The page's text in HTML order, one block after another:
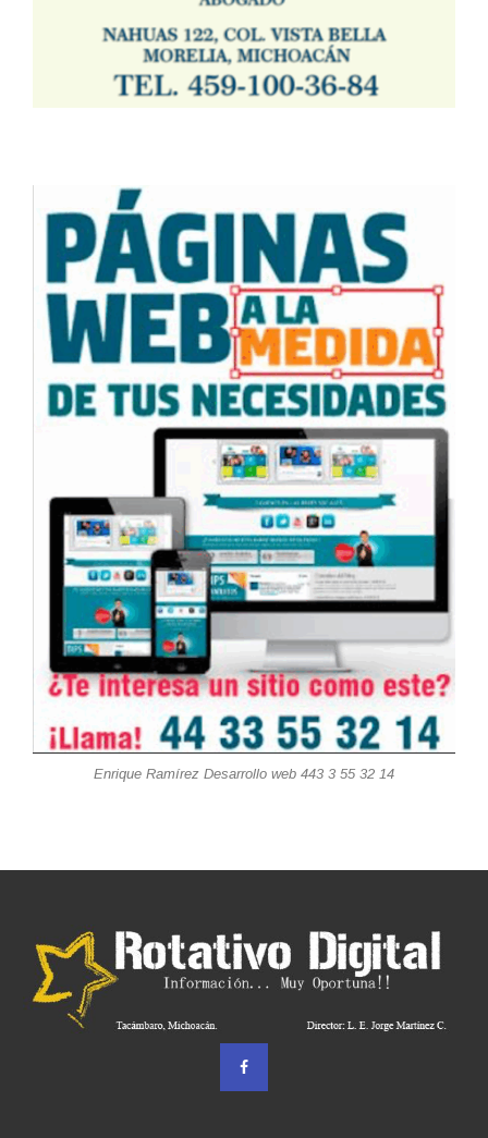
Enrique Ramírez Desarrollo web 443 3 55 32 14